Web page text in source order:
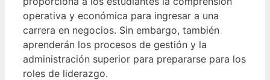
operativa y económica para ingresar a una
carrera en negocios. Sin embargo, también
aprenderán los procesos de gestión y la
administración superior para prepararse para los
roles de liderazgo.